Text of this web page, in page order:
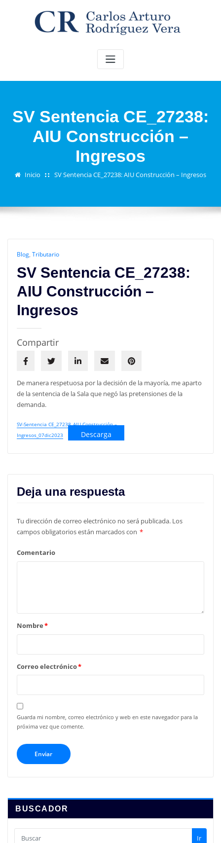
SV Sentencia CE_27238:
AIU Construcción –
Ingresos
Inicio SV Sentencia CE_27238: AIU Construcción – Ingresos
Blog, Tributario
SV Sentencia CE_27238:
AIU Construcción –
Ingresos
Compartir
De manera respetuosa por la decisión de la mayoría, me aparto
de la sentencia de la Sala que negó las pretensiones de la
demanda.
SV-Sentencia CE_27238_AIU Construcción –
Ingresos_07dic2023
Descarga
Deja una respuesta
Tu dirección de correo electrónico no será publicada. Los
campos obligatorios están marcados con *
Comentario
Nombre*
Correo electrónico*
Guarda mi nombre, correo electrónico y web en este navegador para la
próxima vez que comente.
BUSCADOR
Ir